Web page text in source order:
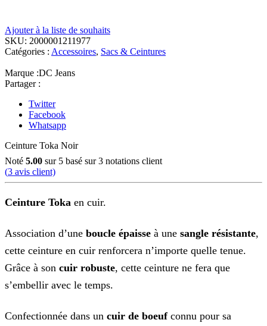
Ajouter à la liste de souhaits
SKU: 2000001211977
Catégories : Accessoires, Sacs & Ceintures
Marque :DC Jeans
Partager :
Twitter
Facebook
Whatsapp
Ceinture Toka Noir
Noté 5.00 sur 5 basé sur3 notations client
(3 avis client)
Ceinture Toka en cuir.
Association d’une boucle épaisse à une sangle résistante,
cette ceinture en cuir renforcera n’importe quelle tenue.
Grâce à son cuir robuste, cette ceinture ne fera que
s’embellir avec le temps.
Confectionnée dans un cuir de boeufconnu pour sa